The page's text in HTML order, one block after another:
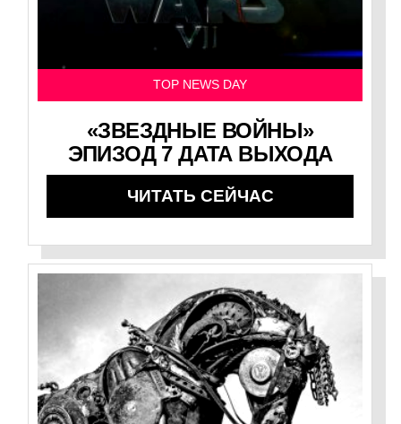
TOP NEWS DAY
«ЗВЕЗДНЫЕ ВОЙНЫ»
ЭПИЗОД 7 ДАТА ВЫХОДА
ЧИТАТЬ СЕЙЧАС